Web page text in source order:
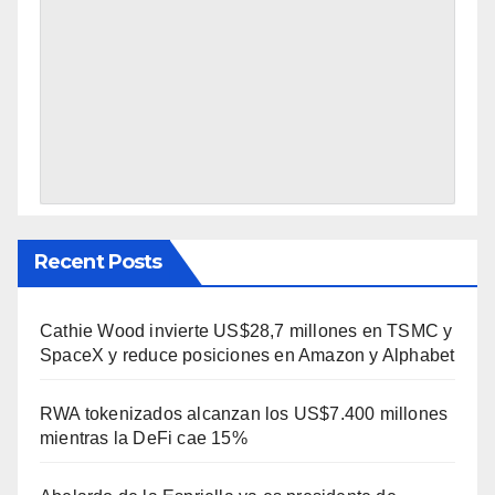
Recent Posts
Cathie Wood invierte US$28,7 millones en TSMC y
SpaceX y reduce posiciones en Amazon y Alphabet
RWA tokenizados alcanzan los US$7.400 millones
mientras la DeFi cae 15%